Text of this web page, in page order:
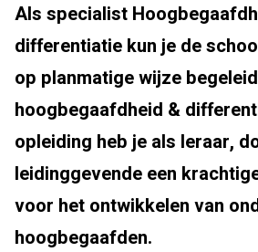
Als specialist
differentiatie kun je de
op planmatige wijze
hoogbegaafdheid &
opleiding heb je als leraar,
leidinggevende een
voor het ontwikkelen van
hoogbegaafden.